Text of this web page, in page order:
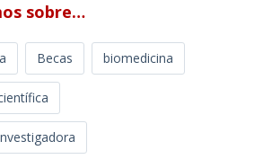
sobre…
Becas biomedicina